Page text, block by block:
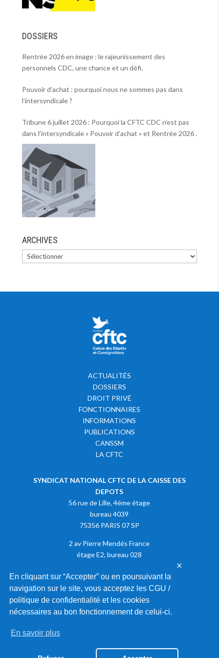
En cliquant sur “Accepter” ou en poursuivant la
navigation sur le site, vous acceptez les CGU /
politique de confidentialité et les cookies
nécessaires au bon fonctionnement de celui-ci.
En savoir plus
✕
DOSSIERS
Rentrée 2026 en image : le rajeunissement des
personnels CDC, une chance et un défi.
Pouvoir d’achat : pourquoi nous ne sommes pas dans
l’intersyndicale ?
Tribune 6 juillet 2026 : Pourquoi la CFTC CDC n’est pas
dans l’intersyndicale « Pouvoir d’achat » et Rentrée 2026 .
ARCHIVES
ACTUALITÉS
DOSSIERS
DROIT PRIVÉ
FONCTIONNAIRES
INFORMATIONS
PUBLICATIONS
CANSSM
LA CFTC
SYNDICAT NATIONAL CFTC DE LA CAISSE DES
DEPOTS
56 rue de Lille, 4éme étage
bureau 4039
75356 PARIS 07 SP
2 av Pierre Mendés France
étage E2, bureau 028
Adhérer à la CFTC
MENTIONS LÉGALES
GESTION DES COOKIES